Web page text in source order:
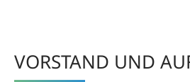
VORSTAND UND